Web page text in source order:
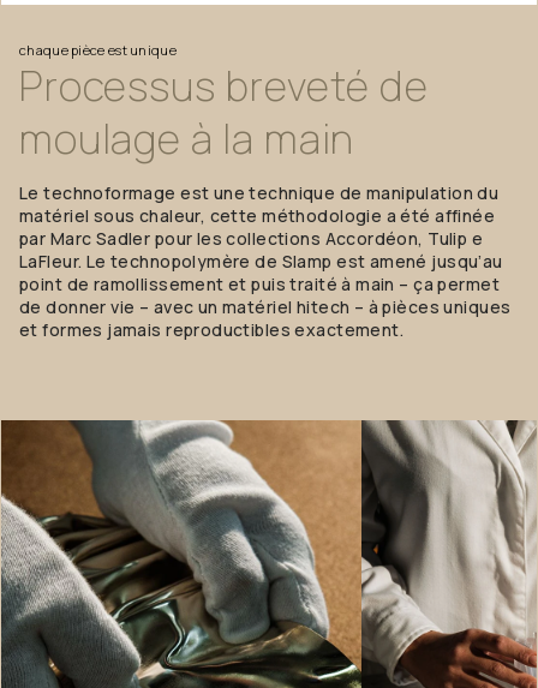
chaque pièce est unique
Processus breveté de
moulage à la main
Le technoformage est une technique de manipulation du
matériel sous chaleur, cette méthodologie a été affinée
par Marc Sadler pour les collections Accordéon, Tulip e
LaFleur. Le technopolymère de Slamp est amené jusqu’au
point de ramollissement et puis traité à main – ça permet
de donner vie – avec un matériel hitech – à pièces uniques
et formes jamais reproductibles exactement.